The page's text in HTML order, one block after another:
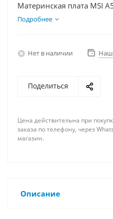
Материнская плата MSI
RX 7900XT 20Гб, Память
Подробнее
Нет в наличии
Поделиться
Цена действительна при
заказа по телефону, через
магазин.
Описание